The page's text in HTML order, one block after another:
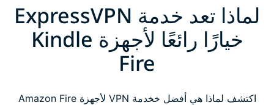
لماذا تعد خدمة ExpressVPN
خيارًا رائعًا لأجهزة Kindle
Fire
اكتشف لماذا هي أفضل خخدمة VPN لأجهزة Amazon Fire